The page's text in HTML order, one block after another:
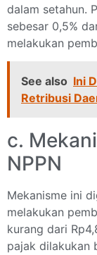
dalam setahun.
sebesar 0,5%
melakukan
See also Ini
Retribusi
c.
NPPN
Mekanisme ini
melakukan
kurang dari
pajak dilakukan